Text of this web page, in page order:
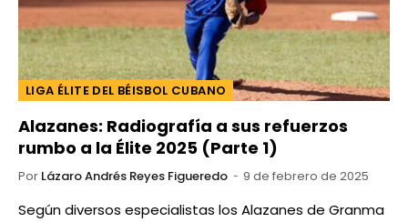
LIGA ÉLITE DEL BÉISBOL CUBANO
Alazanes: Radiografía a sus refuerzos
rumbo a la Élite 2025 (Parte 1)
Por Lázaro Andrés Reyes Figueredo 9 de febrero de 2025
Según diversos especialistas los Alazanes de Granma